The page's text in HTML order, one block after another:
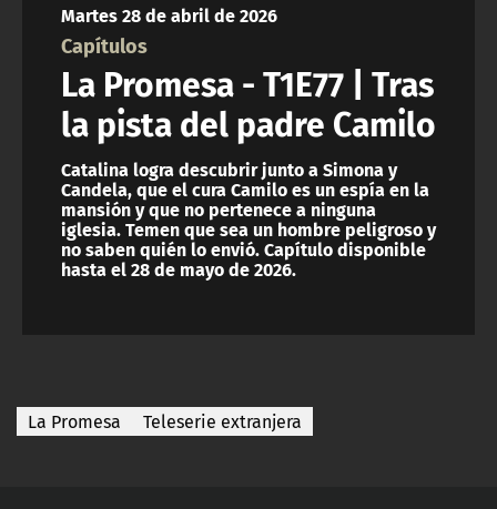
ACTUALIDAD Y TENDENCIAS
CORPORATIVO Y TRANSPARENCIA
CANAL DE DENUNCIAS
ÁREA DE PROYECTOS
Martes 28 de abril de 2026
Capítulos
La Promesa - T1E77 | Tras
la pista del padre Camilo
Catalina logra descubrir junto a Simona y
Candela, que el cura Camilo es un espía en la
mansión y que no pertenece a ninguna
iglesia. Temen que sea un hombre peligroso y
no saben quién lo envió. Capítulo disponible
hasta el 28 de mayo de 2026.
La Promesa Teleserie extranjera